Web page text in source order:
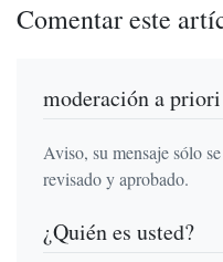
Comentar este
moderación a priori
Aviso, su mensaje sólo
revisado y aprobado.
¿Quién es usted?